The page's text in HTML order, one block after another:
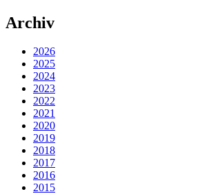
Archiv
2026
2025
2024
2023
2022
2021
2020
2019
2018
2017
2016
2015